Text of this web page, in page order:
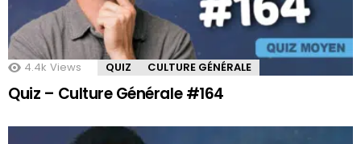
4.4k Views QUIZ CULTURE GÉNÉRALE
Quiz – Culture Générale #164